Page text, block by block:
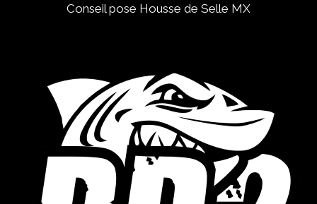
Conseil pose Housse de Selle MX